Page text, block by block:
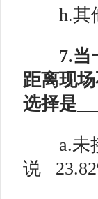
h.其
7.当一
距离现
选择是
a.未接
说